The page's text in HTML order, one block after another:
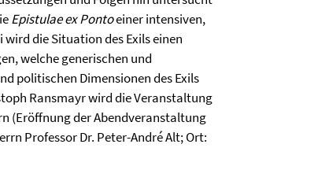
Epistulae ex Pontoeiner intensiven,
die Situation des Exils einen
welche generischen und
politischen Dimensionen des Exils
Ransmayr wird die Veranstaltung
(Eröffnung der Abendveranstaltung
Professor Dr. Peter-André Alt; Ort: